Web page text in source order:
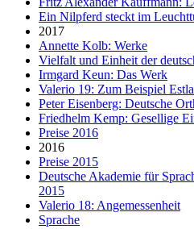
Ein Nilpferd steckt im
2017
Annette Kolb: Werke
Vielfalt und Einheit der
Irmgard Keun: Das Werk
Valerio 19: Zum Beispiel
Peter Eisenberg: Deutsche
Friedhelm Kemp: Gesellige
Preise 2016
2016
Preise 2015
Deutsche Akademie für
2015
Valerio 18: Angemessenheit
Sprache